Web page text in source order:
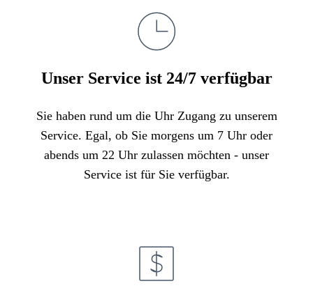
Unser Service ist 24/7 verfügbar
Sie haben rund um die Uhr Zugang zu unserem
Service. Egal, ob Sie morgens um 7 Uhr oder
abends um 22 Uhr zulassen möchten - unser
Service ist für Sie verfügbar.